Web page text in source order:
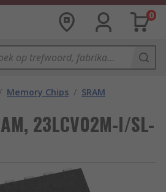
0
Memory Chips / SRAM
23LCV02M-I/SL-